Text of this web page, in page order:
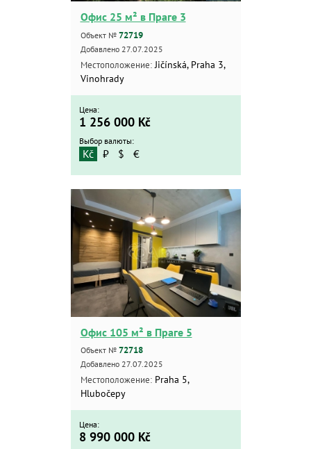
Офис 25 м² в Праге 3
Объект № 72719
Добавлено 27.07.2025
Местоположение:Jičínská, Praha 3,
Vinohrady
Цена:
1 256 000 Kč
Выбор валюты:
Kč ₽ $ €
Офис 105 м² в Праге 5
Объект № 72718
Добавлено 27.07.2025
Местоположение:Praha 5,
Hlubočepy
Цена:
8 990 000 Kč